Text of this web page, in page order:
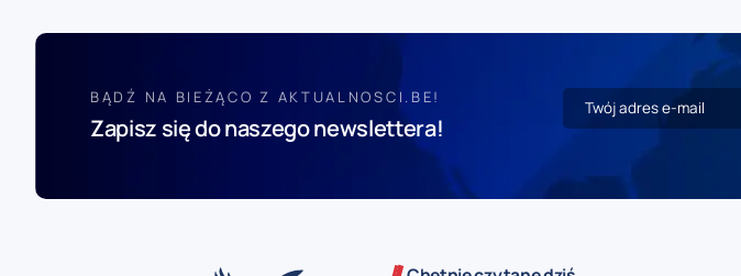
BĄDŹ NA BIEŻĄCO Z AKTUALNOSCI.BE!
Zapisz się do naszego newslettera!